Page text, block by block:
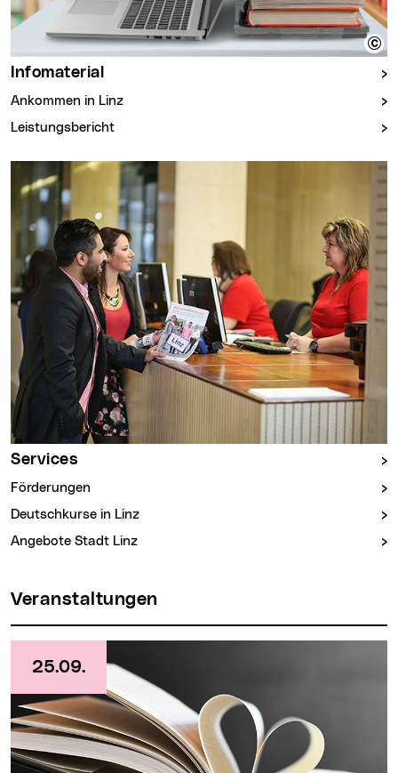
Infomaterial
Ankommen in Linz
Leistungsbericht
Services
Förderungen
Deutschkurse in Linz
Angebote Stadt Linz
Veranstaltungen
25.09.